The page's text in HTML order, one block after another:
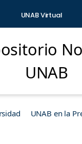
UNAB Virtual
UNAB
UNAB en la